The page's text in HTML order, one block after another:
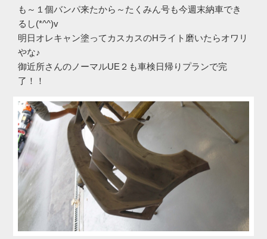
も～１個バンパ来たから～たくみん号も今週末納車でき
るし(*^^)v
明日オレキャン塗ってカスカスのHライト磨いたらオワリ
やな♪
御近所さんのノーマルUE２も車検日帰りプランで完
了！！